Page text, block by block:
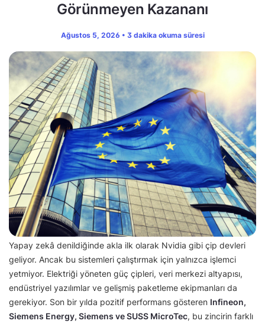
Görünmeyen Kazananı
Ağustos 5, 2026 • 3 dakika okuma süresi
Yapay zekâ denildiğinde akla ilk olarak Nvidia gibi çip devleri
geliyor. Ancak bu sistemleri çalıştırmak için yalnızca işlemci
yetmiyor. Elektriği yöneten güç çipleri, veri merkezi altyapısı,
endüstriyel yazılımlar ve gelişmiş paketleme ekipmanları da
gerekiyor. Son bir yılda pozitif performans gösteren Infineon,
Siemens Energy, Siemens ve SUSS MicroTec, bu zincirin farklı